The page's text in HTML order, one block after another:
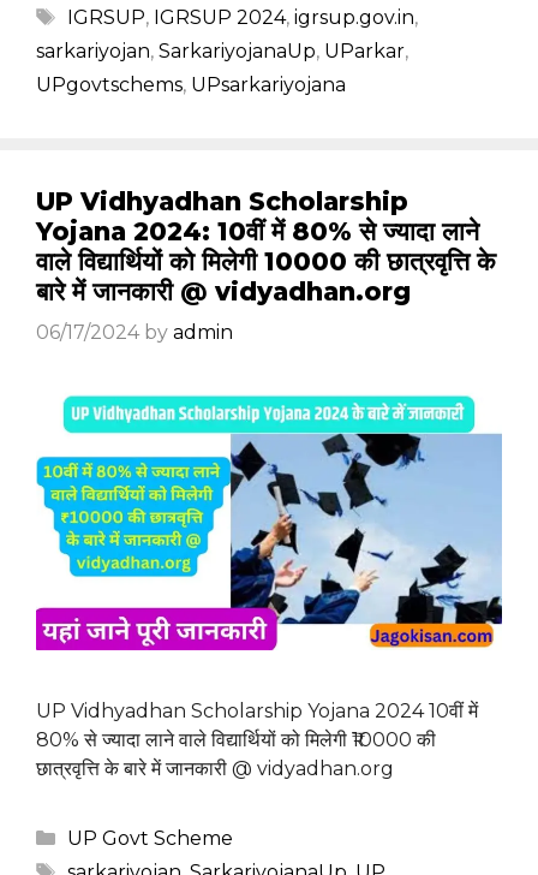
Tags
IGRSUP, IGRSUP 2024, igrsup.gov.in,
sarkariyojan, SarkariyojanaUp, UParkar,
UPgovtschems, UPsarkariyojana
UP Vidhyadhan Scholarship
Yojana 2024: 10वीं में 80% से ज्यादा लाने
वाले विद्यार्थियों को मिलेगी ₹10000 की छात्रवृत्ति के
बारे में जानकारी @ vidyadhan.org
06/17/2024 by admin
UP Vidhyadhan Scholarship Yojana 2024 10वीं में
80% से ज्यादा लाने वाले विद्यार्थियों को मिलेगी ₹10000 की
छात्रवृत्ति के बारे में जानकारी @ vidyadhan.org
Categories
UP Govt Scheme
Tags